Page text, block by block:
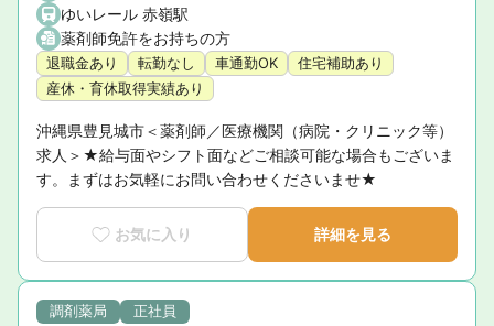
ゆいレール 赤嶺駅
薬剤師免許をお持ちの方
退職金あり 転勤なし 車通勤OK
住宅補助あり
産休・育休取得実績あり
沖縄県豊見城市＜薬剤師／医療機関（病院・クリニック等）
求人＞★給与面やシフト面などご相談可能な場合もございま
す。まずはお気軽にお問い合わせくださいませ★
お気に入り 詳細を見る
調剤薬局 正社員